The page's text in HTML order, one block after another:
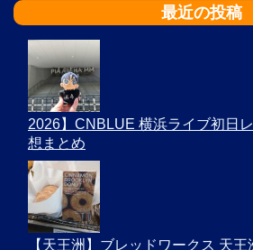
最近の投稿
2026】CNBLUE 横浜ライブ初日
想まとめ
【天王洲】ブレッドワークス 天